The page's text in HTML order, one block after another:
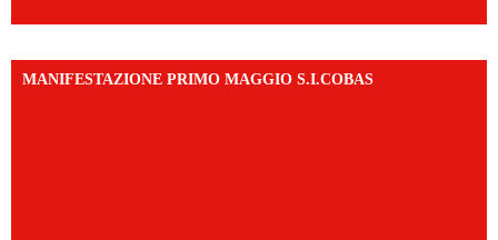
MANIFESTAZIONE PRIMO MAGGIO S.I.COBAS